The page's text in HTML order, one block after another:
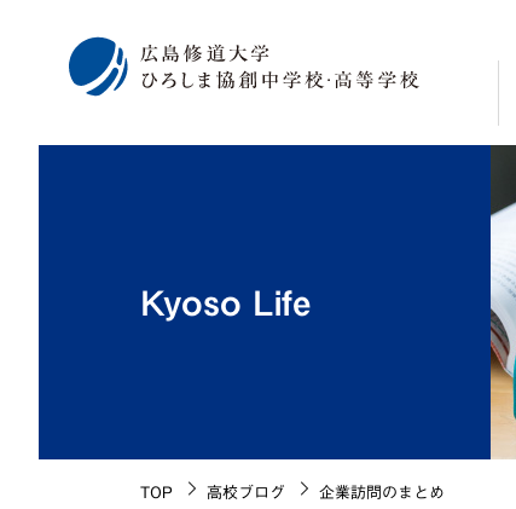
Kyoso Life
TOP 高校ブログ 企業訪問のまとめ